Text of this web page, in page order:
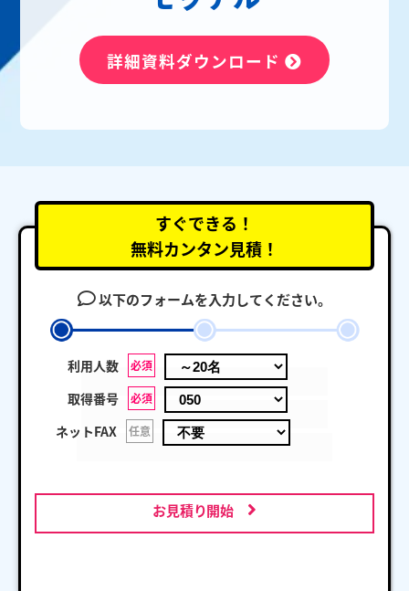
詳細資料ダウンロード
すぐできる！
無料カンタン見積！
以下のフォームを入力してください。
利用人数 必須
取得番号 必須
ネットFAX 任意
お見積り開始